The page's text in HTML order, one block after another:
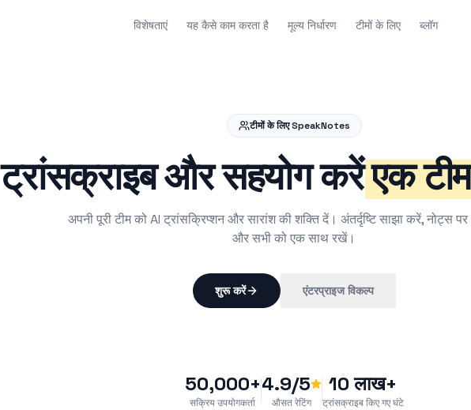
विशेषताएं यह कैसे काम करता है मूल्य निर्धारण टीमों के लिए ब्लॉग
टीमों के लिए SpeakNotes
ट्रांसक्राइब और सहयोग करेंएक
अपनी पूरी टीम को AI ट्रांसक्रिप्शन और सारांश की शक्ति दें। अंतर्दृष्टि साझा करें, नोट्स
और सभी को एक साथ रखें।
शुरू करें एंटरप्राइज विकल्प
50,000+
सक्रिय उपयोगकर्ता
4.9/5
औसत रेटिंग
10 लाख+
ट्रांसक्राइब किए गए घंटे